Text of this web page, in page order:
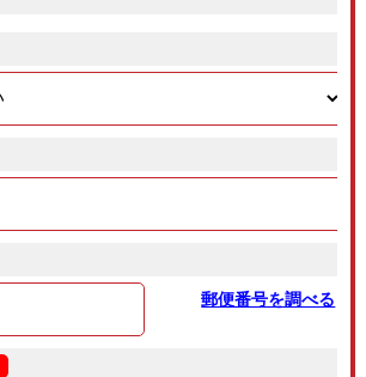
郵便番号を調べる